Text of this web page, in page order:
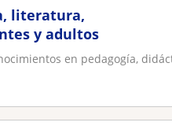
literatura,
y adultos
en pedagogía,